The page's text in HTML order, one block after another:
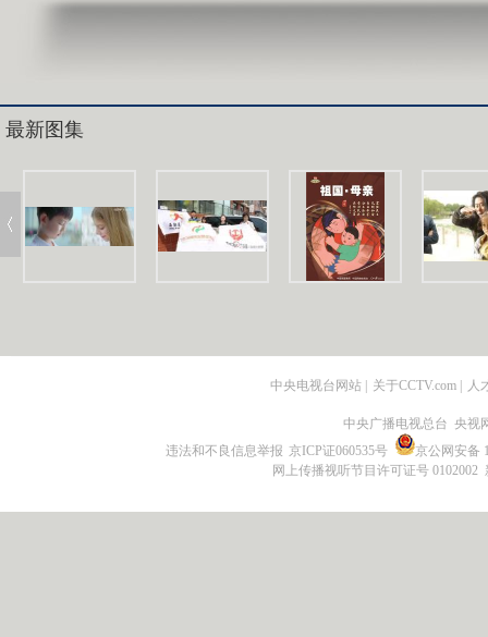
最新图集
中央电视台网站 | 关于CCTV.com | 人
中央广播电视总台 央视
违法和不良信息举报 京ICP证060535号
京公网安备
网上传播视听节目许可证号 0102002